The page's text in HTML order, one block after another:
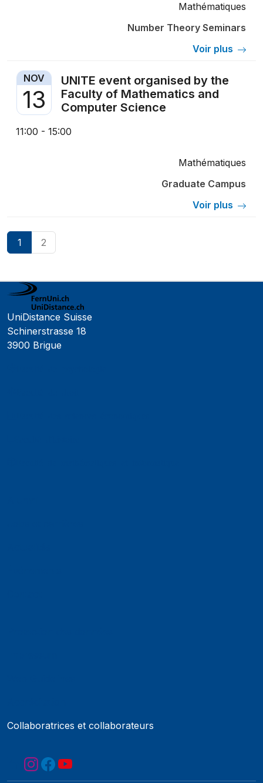
Mathématiques
Number Theory Seminars
Voir plus
NOV
13
UNITE event organised by the
Faculty of Mathematics and
Computer Science
11:00 - 15:00
Mathématiques
Graduate Campus
Voir plus
1 2
UniDistance Suisse
Schinerstrasse 18
3900 Brigue
Collaboratrices et collaborateurs